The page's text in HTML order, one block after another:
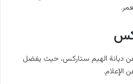
ديانة الهيم ستاركس، حيث يفضل
الإعلام.